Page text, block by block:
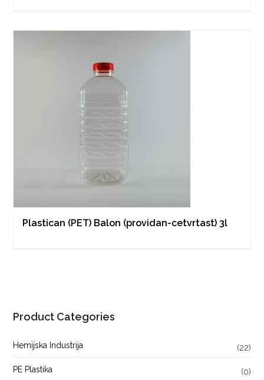
Plastican (PET) Balon (providan-cetvrtast) 3l
Product Categories
Hemijska Industrija (22)
PE Plastika (0)